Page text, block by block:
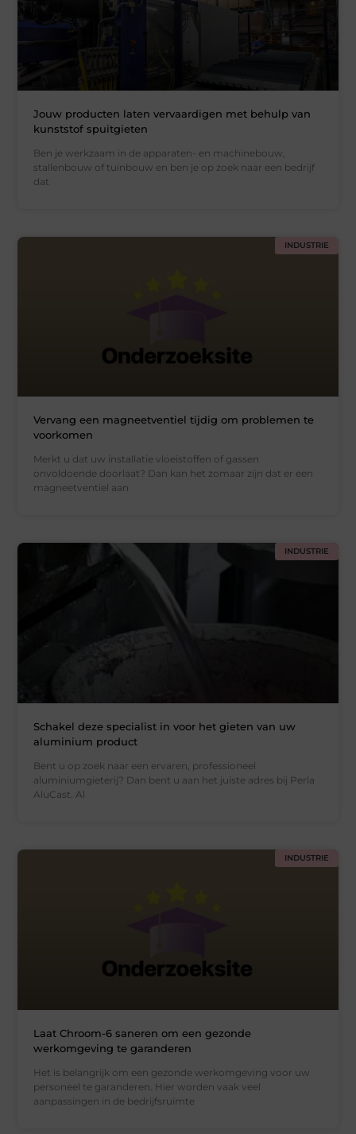
Jouw producten laten vervaardigen met behulp van
kunststof spuitgieten
Ben je werkzaam in de apparaten- en machinebouw,
stallenbouw of tuinbouw en ben je op zoek naar een bedrijf
dat
INDUSTRIE
Vervang een magneetventiel tijdig om problemen te
voorkomen
Merkt u dat uw installatie vloeistoffen of gassen
onvoldoende doorlaat? Dan kan het zomaar zijn dat er een
magneetventiel aan
INDUSTRIE
Schakel deze specialist in voor het gieten van uw
aluminium product
Bent u op zoek naar een ervaren, professioneel
aluminiumgieterij? Dan bent u aan het juiste adres bij Perla
AluCast. Al
INDUSTRIE
Laat Chroom-6 saneren om een gezonde
werkomgeving te garanderen
Het is belangrijk om een gezonde werkomgeving voor uw
personeel te garanderen. Hier worden vaak veel
aanpassingen in de bedrijfsruimte